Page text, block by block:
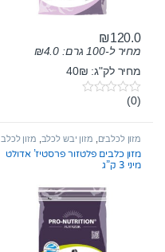
₪120.0
מחיר ל-100 גרם: ₪4.0
מחיר לק"ג: 40₪
0
t
f
5
(0)
מזון לכלבים מזון יבש לכלב מזון לכלב
מזון כלבים פלטזור פרסטיז’ אדולט
מיני 3 ק”ג